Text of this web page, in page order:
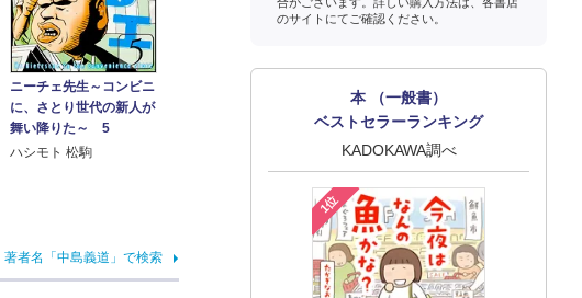
のサイトにてご確認ください。
本 （一般書）
ベストセラーランキング
KADOKAWA調べ
1位
ニーチェ先生～コンビニ
に、さとり世代の新人が
舞い降りた～ 5
ハシモト 松駒
著者名「中島義道」で検索